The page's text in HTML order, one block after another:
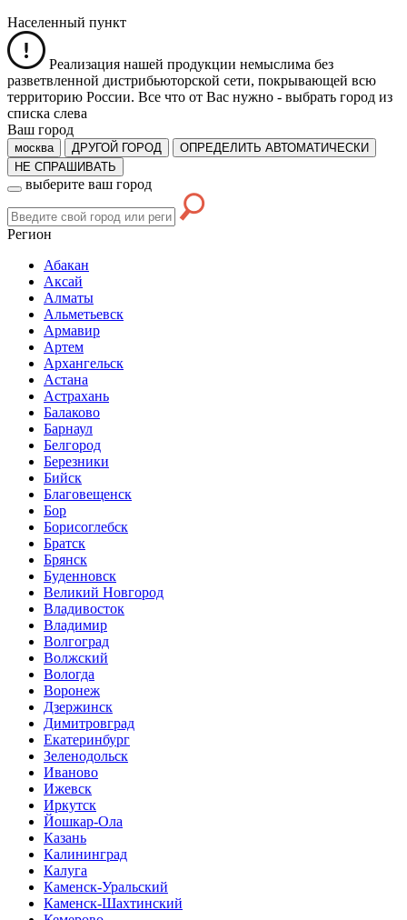
Населенный пункт
Реализация нашей продукции немыслима без
разветвленной дистрибьюторской сети, покрывающей всю
территорию России. Все что от Вас нужно - выбрать город из
списка слева
Ваш город
москва ДРУГОЙ ГОРОД
ОПРЕДЕЛИТЬ АВТОМАТИЧЕСКИ
НЕ СПРАШИВАТЬ
выберите ваш город
Регион
Абакан
Аксай
Алматы
Альметьевск
Армавир
Артем
Архангельск
Астана
Астрахань
Балаково
Барнаул
Белгород
Березники
Бийск
Благовещенск
Бор
Борисоглебск
Братск
Брянск
Буденновск
Великий Новгород
Владивосток
Владимир
Волгоград
Волжский
Вологда
Воронеж
Дзержинск
Димитровград
Екатеринбург
Зеленодольск
Иваново
Ижевск
Иркутск
Йошкар-Ола
Казань
Калининград
Калуга
Каменск-Уральский
Каменск-Шахтинский